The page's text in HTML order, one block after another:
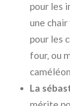
pour les
une
pour les
four, ou
La